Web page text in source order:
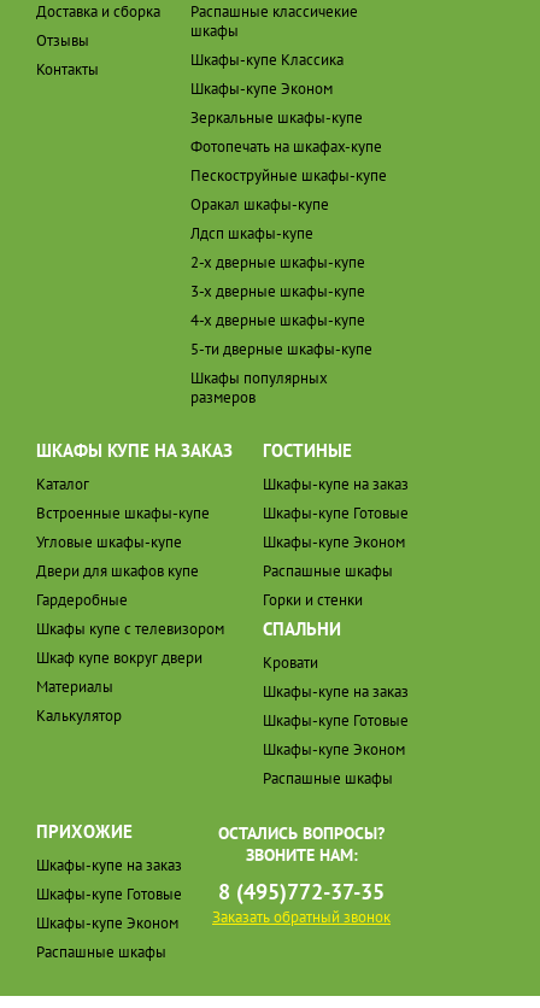
Доставка и сборка
Отзывы
Контакты
Распашные классичекие
шкафы
Шкафы-купе Классика
Шкафы-купе Эконом
Зеркальные шкафы-купе
Фотопечать на шкафах-купе
Пескоструйные шкафы-купе
Оракал шкафы-купе
Лдсп шкафы-купе
2-х дверные шкафы-купе
3-х дверные шкафы-купе
4-х дверные шкафы-купе
5-ти дверные шкафы-купе
Шкафы популярных
размеров
ШКАФЫ КУПЕ НА ЗАКАЗ
Каталог
Встроенные шкафы-купе
Угловые шкафы-купе
Двери для шкафов купе
Гардеробные
Шкафы купе с телевизором
Шкаф купе вокруг двери
Материалы
Калькулятор
ГОСТИНЫЕ
Шкафы-купе на заказ
Шкафы-купе Готовые
Шкафы-купе Эконом
Распашные шкафы
Горки и стенки
СПАЛЬНИ
Кровати
Шкафы-купе на заказ
Шкафы-купе Готовые
Шкафы-купе Эконом
Распашные шкафы
ПРИХОЖИЕ
Шкафы-купе на заказ
Шкафы-купе Готовые
Шкафы-купе Эконом
Распашные шкафы
ОСТАЛИСЬ ВОПРОСЫ?
ЗВОНИТЕ НАМ:
8 (495)772-37-35
Заказать обратный звонок